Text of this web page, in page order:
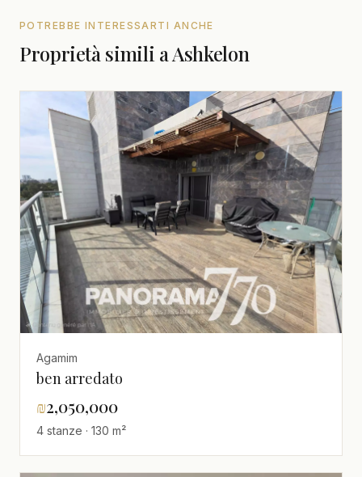
POTREBBE INTERESSARTI ANCHE
Proprietà simili a Ashkelon
Agamim
ben arredato
₪2,050,000
4 stanze · 130 m²